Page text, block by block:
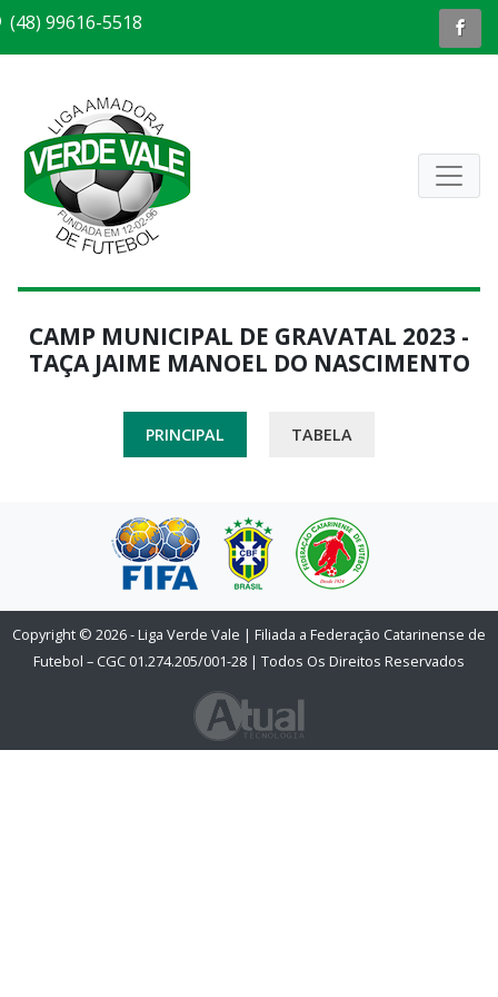
(48) 99616-5518
CAMP MUNICIPAL DE GRAVATAL 2023 -
TAÇA JAIME MANOEL DO NASCIMENTO
PRINCIPAL TABELA
Copyright © 2026 - Liga Verde Vale | Filiada a Federação Catarinense de
Futebol – CGC 01.274.205/001-28 | Todos Os Direitos Reservados